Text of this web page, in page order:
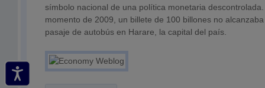
símbolo nacional de una política monetaria
momento de 2009, un billete de 100 billones no
pasaje de autobús en Harare, la capital del país.